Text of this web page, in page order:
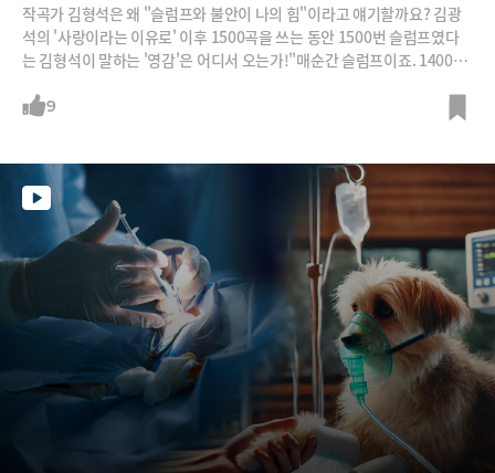
작곡가 김형석은 왜 "슬럼프와 불안이 나의 힘"이라고 얘기할까요? 김광
석의 '사랑이라는 이유로' 이후 1500곡을 쓰는 동안 1500번 슬럼프였다
는 김형석이 말하는 '영감'은 어디서 오는가!"매순간 슬럼프이죠. 1400~1
죠. 어떤 모티브가 떠오르면 계산하고, 놔뒀다가 다시 고치고 하면서 완성
아니라 피아노 앞에 앉아서 치다보면 떠오르는 겁니다. 영화처럼 딴짓하다
가 영감이 딱 떠오른다? 다 거짓말이에요. 영감은 환경을 만들어 놓고 몰입
하는 겁니다. 그러면 고양이처럼 찾아오는 게 영감이에요. 고양이는 오라
고 하면 안오고, 딴 데 보고 있으면 툭 치잖아요."
9